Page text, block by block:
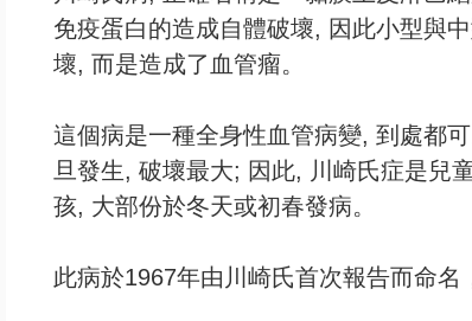
免疫蛋白的造成自體破壞, 因此小型與
壞, 而是造成了血管瘤。
這個病是一種全身性血管病變, 到處都
旦發生, 破壞最大; 因此, 川崎氏症是兒
孩, 大部份於冬天或初春發病。
此病於1967年由川崎氏首次報告而命名